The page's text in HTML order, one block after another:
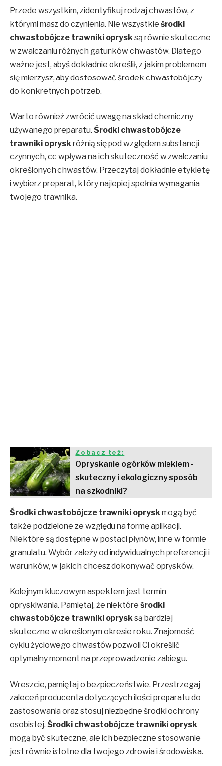
Przede wszystkim, zidentyfikuj rodzaj chwastów, z
którymi masz do czynienia. Nie wszystkie środki
chwastobójcze trawniki oprysk są równie skuteczne
w zwalczaniu różnych gatunków chwastów. Dlatego
ważne jest, abyś dokładnie określił, z jakim problemem
się mierzysz, aby dostosować środek chwastobójczy
do konkretnych potrzeb.
Warto również zwrócić uwagę na skład chemiczny
używanego preparatu. Środki chwastobójcze
trawniki opryskróżnią się pod względem substancji
czynnych, co wpływa na ich skuteczność w zwalczaniu
określonych chwastów. Przeczytaj dokładnie etykietę
i wybierz preparat, który najlepiej spełnia wymagania
twojego trawnika.
Zobacz też:
Opryskanie ogórków mlekiem -
skuteczny i ekologiczny sposób
na szkodniki?
Środki chwastobójcze trawniki oprysk mogą być
także podzielone ze względu na formę aplikacji.
Niektóre są dostępne w postaci płynów, inne w formie
granulatu. Wybór zależy od indywidualnych preferencji i
warunków, w jakich chcesz dokonywać oprysków.
Kolejnym kluczowym aspektem jest termin
opryskiwania. Pamiętaj, że niektóre środki
chwastobójcze trawniki oprysksą bardziej
skuteczne w określonym okresie roku. Znajomość
cyklu życiowego chwastów pozwoli Ci określić
optymalny moment na przeprowadzenie zabiegu.
Wreszcie, pamiętaj o bezpieczeństwie. Przestrzegaj
zaleceń producenta dotyczących ilości preparatu do
zastosowania oraz stosuj niezbędne środki ochrony
osobistej. Środki chwastobójcze trawniki oprysk
mogą być skuteczne, ale ich bezpieczne stosowanie
jest równie istotne dla twojego zdrowia i środowiska.